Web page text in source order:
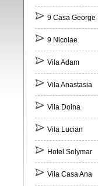
9 Casa George
9 Nicolae
Vila Adam
Vila Anastasia
Vila Doina
Vila Lucian
Hotel Solymar
Vila Casa Ana